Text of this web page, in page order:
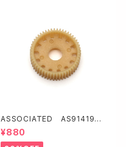
ASSOCIATED AS91419
ボールデフギヤ【B5系/B6/B7系
用】
¥880